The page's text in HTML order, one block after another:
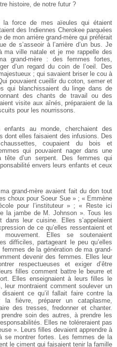
histoire, de notre futur ?
force de mes aïeules qui étaient
des Indiennes Cherokee parquées
mon arrière grand-mère qui préférait
de s’asseoir à l’arrière d’un bus. Je
ma ville natale et je me rappelle des
grand-mère : des femmes fortes,
d’un regard du coin de l’oeil. Des
; qui savaient briser le cou à
pouvaient cueillir du coton, semer et
qui blanchissaient du linge dans de
des chants de travail ou des
visite aux aînés, préparaient de la
pour les nourrissons.
au monde, cherchaient des
dont elles faisaient des infusions. Des
coupaient du bois et
qui pouvaient nager dans une
d’un serpent. Des femmes qui
envers leurs enfants et ceux
grand-mère avaient fait du don tout
choux pour Soeur Sue » ; « Emmène
pour l’instituteur » ; « Reste ici
la jambe de M. Johnson ». Tous les
dans leur cuisine. Elles s’appelaient
de ce qu’elles ressentaient et
Elles se soutenaient
difficiles, partageant le peu qu’elles
de la génération de ma grand-
devenir des femmes. Elles leur
respectueuses et exiger d’être
filles comment battre le beurre et
Elles enseignaient à leurs filles le
leur montraient comment soulever un
ce qu’il fallait faire contre la
la fièvre, préparer un cataplasme,
des tresses, fredonner et chanter.
soin des autres, à prendre les
Elles ne toléreraient pas
». Leurs filles devaient apprendre à
se montrer fortes. Les femmes de la
le ciment qui faisaient tenir la famille